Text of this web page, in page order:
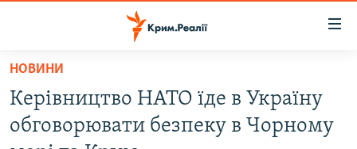
Перейти
основного
матеріалу
Перейти
ВОДА.КРИМ
ВІДЕО ТА ФОТО
НОВИНИ
Керівництво НАТО їде в Україну
обговорювати безпеку в Чорному